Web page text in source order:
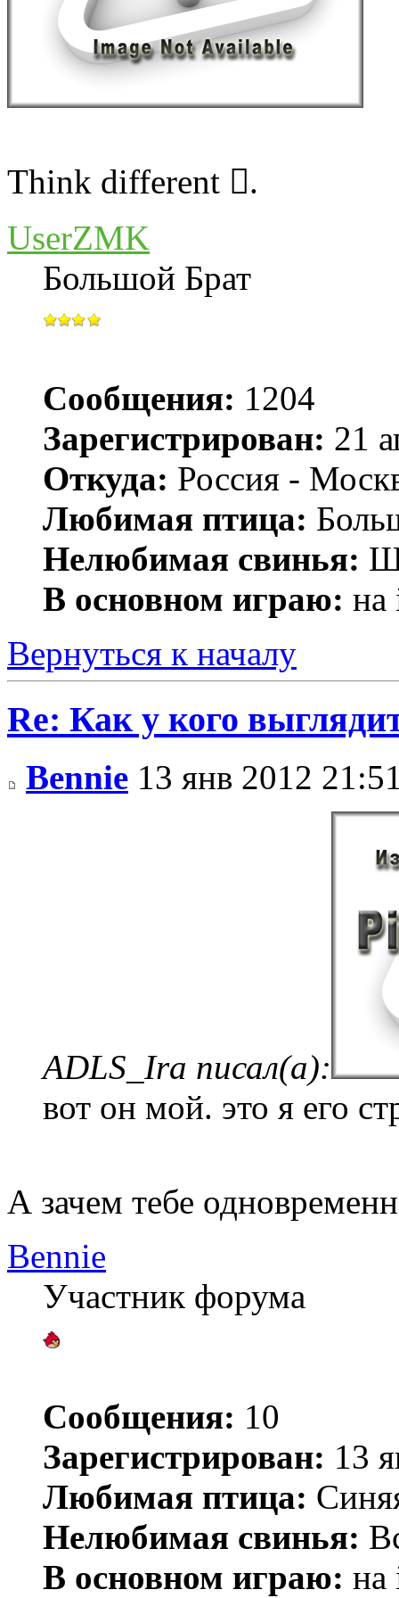
Think different .
UserZMK
Большой Брат
Сообщения: 1204
Зарегистрирован: 21
Откуда: Россия -
Любимая птица:
Нелюбимая свинья:
В основном играю: на
Вернуться к началу
Re: Как у кого
Bennie 13 янв 2012
ADLS_Ira писал(а):
вот он мой. это я его
А зачем тебе
Bennie
Участник форума
Сообщения: 10
Зарегистрирован: 13
Любимая птица:
Нелюбимая свинья:
В основном играю: на